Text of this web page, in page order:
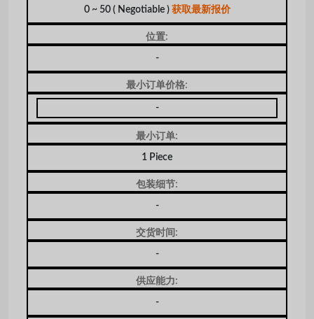
0 ~ 50 ( Negotiable ) 获取最新报价
位置:
-
最小订单价格:
-
最小订单:
1 Piece
包装细节:
-
交货时间:
-
供应能力:
-